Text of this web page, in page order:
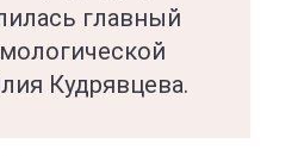
главный
Кудрявцева.